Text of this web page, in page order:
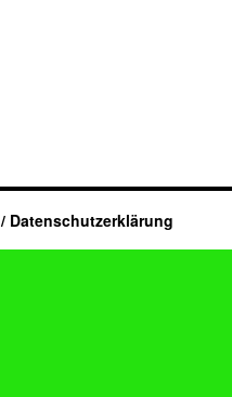
Datenschutzerklärung